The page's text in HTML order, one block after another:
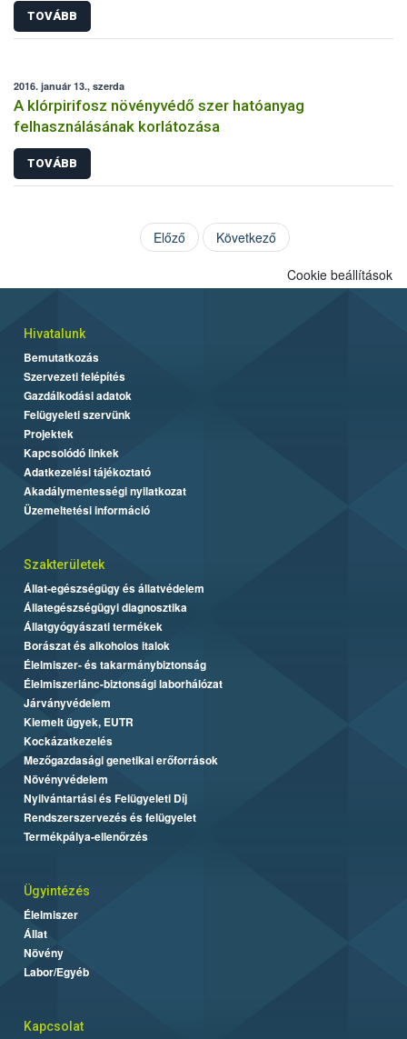
TOVÁBB
2016. január 13., szerda
A klórpirifosz növényvédő szer hatóanyag
felhasználásának korlátozása
TOVÁBB
Előző Következő
Cookie beállítások
Hivatalunk
Bemutatkozás
Szervezeti felépítés
Gazdálkodási adatok
Felügyeleti szervünk
Projektek
Kapcsolódó linkek
Adatkezelési tájékoztató
Akadálymentességi nyilatkozat
Üzemeltetési információ
Szakterületek
Állat-egészségügy és állatvédelem
Állategészségügyi diagnosztika
Állatgyógyászati termékek
Borászat és alkoholos italok
Élelmiszer- és takarmánybiztonság
Élelmiszerlánc-biztonsági laborhálózat
Járványvédelem
Kiemelt ügyek, EUTR
Kockázatkezelés
Mezőgazdasági genetikai erőforrások
Növényvédelem
Nyilvántartási és Felügyeleti Díj
Rendszerszervezés és felügyelet
Termékpálya-ellenőrzés
Ügyintézés
Élelmiszer
Állat
Növény
Labor/Egyéb
Kapcsolat